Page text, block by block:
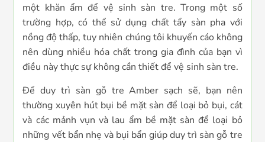
một khăn ẩm để vệ sinh sàn tre. Trong một số
trường hợp, có thể sử dụng chất tẩy sàn pha với
nồng độ thấp, tuy nhiên chúng tôi khuyến cáo không
nên dùng nhiều hóa chất trong gia đình của bạn vì
điều này thực sự không cần thiết để vệ sinh sàn tre.
Để duy trì sàn gỗ tre Amber sạch sẽ, bạn nên
thường xuyên hút bụi bề mặt sàn để loại bỏ bụi, cát
và các mảnh vụn và lau ẩm bề mặt sàn để loại bỏ
những vết bẩn nhẹ và bụi bẩn giúp duy trì sàn gỗ tre